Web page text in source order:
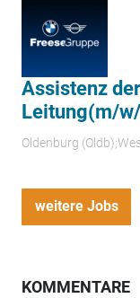
Assistenz
Leitung(m/
Oldenburg
weitere Jobs
KOMMENTARE